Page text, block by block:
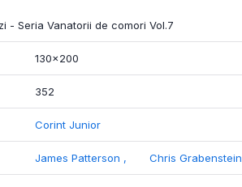
- Seria Vanatorii de comori Vol.7
130x200
352
Corint Junior
James Patterson , Chris Grabenstein